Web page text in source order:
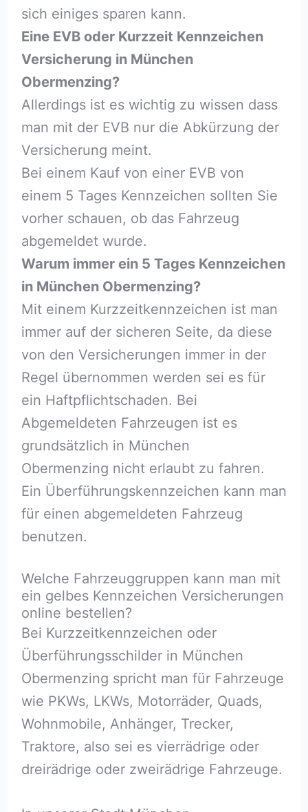
sich einiges sparen kann.
Eine EVB oder Kurzzeit Kennzeichen
Versicherung in München
Obermenzing?
Allerdings ist es wichtig zu wissen dass
man mit der EVB nur die Abkürzung der
Versicherung meint.
Bei einem Kauf von einer EVB von
einem 5 Tages Kennzeichen sollten Sie
vorher schauen, ob das Fahrzeug
abgemeldet wurde.
Warum immer ein 5 Tages Kennzeichen
in München Obermenzing?
Mit einem Kurzzeitkennzeichen ist man
immer auf der sicheren Seite, da diese
von den Versicherungen immer in der
Regel übernommen werden sei es für
ein Haftpflichtschaden. Bei
Abgemeldeten Fahrzeugen ist es
grundsätzlich in München
Obermenzing nicht erlaubt zu fahren.
Ein Überführungskennzeichen kann man
für einen abgemeldeten Fahrzeug
benutzen.
Welche Fahrzeuggruppen kann man mit
ein gelbes Kennzeichen Versicherungen
online bestellen?
Bei Kurzzeitkennzeichen oder
Überführungsschilder in München
Obermenzing spricht man für Fahrzeuge
wie PKWs, LKWs, Motorräder, Quads,
Wohnmobile, Anhänger, Trecker,
Traktore, also sei es vierrädrige oder
dreirädrige oder zweirädrige Fahrzeuge.